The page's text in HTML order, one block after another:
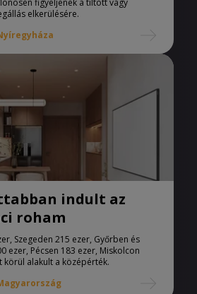
figyeljenek a tiltott vagy
elkerülésére.
indult az
roham
Szegeden 215 ezer, Győrben és
ezer, Pécsen 183 ezer, Miskolcon
alakult a középérték.